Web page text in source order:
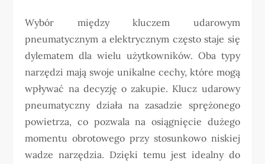
Wybór między kluczem udarowym
pneumatycznym a elektrycznym często staje się
dylematem dla wielu użytkowników. Oba typy
narzędzi mają swoje unikalne cechy, które mogą
wpływać na decyzję o zakupie. Klucz udarowy
pneumatyczny działa na zasadzie sprężonego
powietrza, co pozwala na osiągnięcie dużego
momentu obrotowego przy stosunkowo niskiej
wadze narzędzia. Dzięki temu jest idealny do